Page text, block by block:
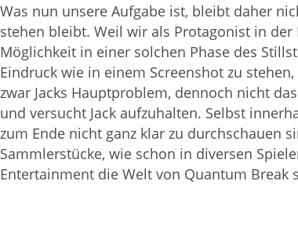
Was nun unsere Aufgabe ist, bleibt daher
stehen bleibt. Weil wir als Protagonist in
Möglichkeit in einer solchen Phase des
Eindruck wie in einem Screenshot zu
zwar Jacks Hauptproblem, dennoch nicht
und versucht Jack aufzuhalten. Selbst
zum Ende nicht ganz klar zu durchschauen
Sammlerstücke, wie schon in diversen
Entertainment die Welt von Quantum Break